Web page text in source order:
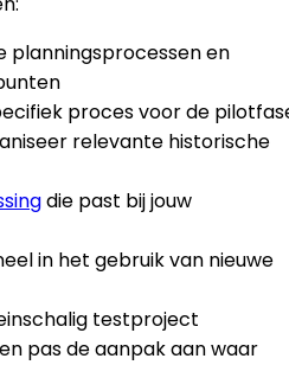
planningsprocessen en
proces voor de
relevante historische
die past bij jouw
in het gebruik van nieuwe
testproject
pas de aanpak aan waar